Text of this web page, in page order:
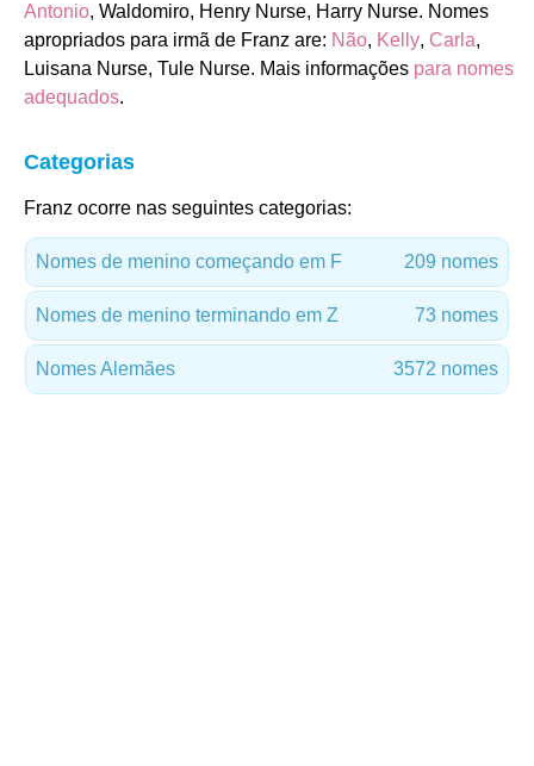
Antonio, Waldomiro, Henry Nurse, Harry Nurse. Nomes
apropriados para irmã de Franz are: Não, Kelly, Carla,
Luisana Nurse, Tule Nurse. Mais informações para nomes
adequados.
Categorias
Franz ocorre nas seguintes categorias:
Nomes de menino começando em F 209 nomes
Nomes de menino terminando em Z 73 nomes
Nomes Alemães 3572 nomes